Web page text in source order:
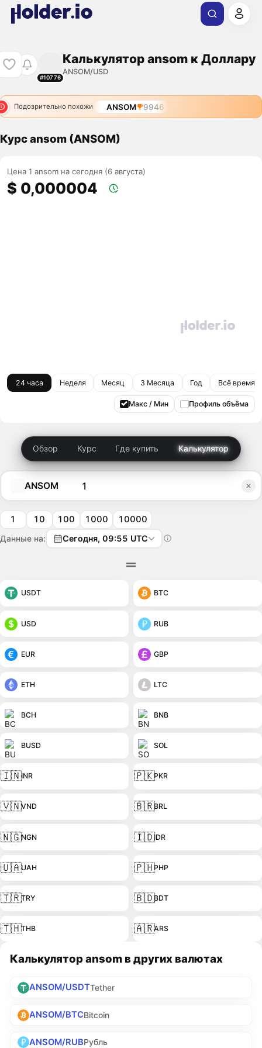
#10776
Калькулятор ansom к Доллару
ANSOM/USD
Подозрительно похожи ANSOM 9946
Курс ansom (ANSOM)
Цена 1 ansom на сегодня (6 августа)
$ 0,000004
24 часа Неделя Месяц 3 Месяца Год Всё время
Макс / Мин Профиль объёма
Обзор Курс Где купить Калькулятор
ANSOM
1 10 100 1000 10000
Данные на: Сегодня, 09:55 UTC
USDT BTC
USD RUB
EUR GBP
ETH LTC
BCH BNB
BUSD SOL
🇮🇳INR 🇵🇰PKR
🇻🇳VND 🇧🇷BRL
🇳🇬NGN 🇮🇩IDR
🇺🇦UAH 🇵🇭PHP
🇹🇷TRY 🇧🇩BDT
🇹🇭THB 🇦🇷ARS
Калькулятор ansom в других валютах
ANSOM/USDTTether
ANSOM/BTCBitcoin
ANSOM/RUBРубль